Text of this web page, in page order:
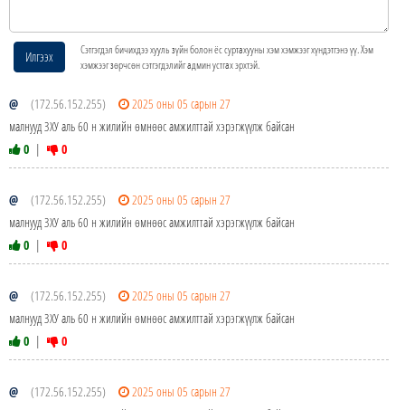
Илгээх
Сэтгэгдэл бичихдээ хууль зүйн болон ёс суртахууны хэм хэмжээг хүндэтгэнэ үү. Хэм
хэмжээг зөрчсөн сэтгэгдэлийг админ устгах эрхтэй.
@ (172.56.152.255)
2025 оны 05 сарын 27
малнууд ЗХУ аль 60 н жилийн өмнөөс амжилттай хэрэгжүүлж байсан
0 | 0
@ (172.56.152.255)
2025 оны 05 сарын 27
малнууд ЗХУ аль 60 н жилийн өмнөөс амжилттай хэрэгжүүлж байсан
0 | 0
@ (172.56.152.255)
2025 оны 05 сарын 27
малнууд ЗХУ аль 60 н жилийн өмнөөс амжилттай хэрэгжүүлж байсан
0 | 0
@ (172.56.152.255)
2025 оны 05 сарын 27